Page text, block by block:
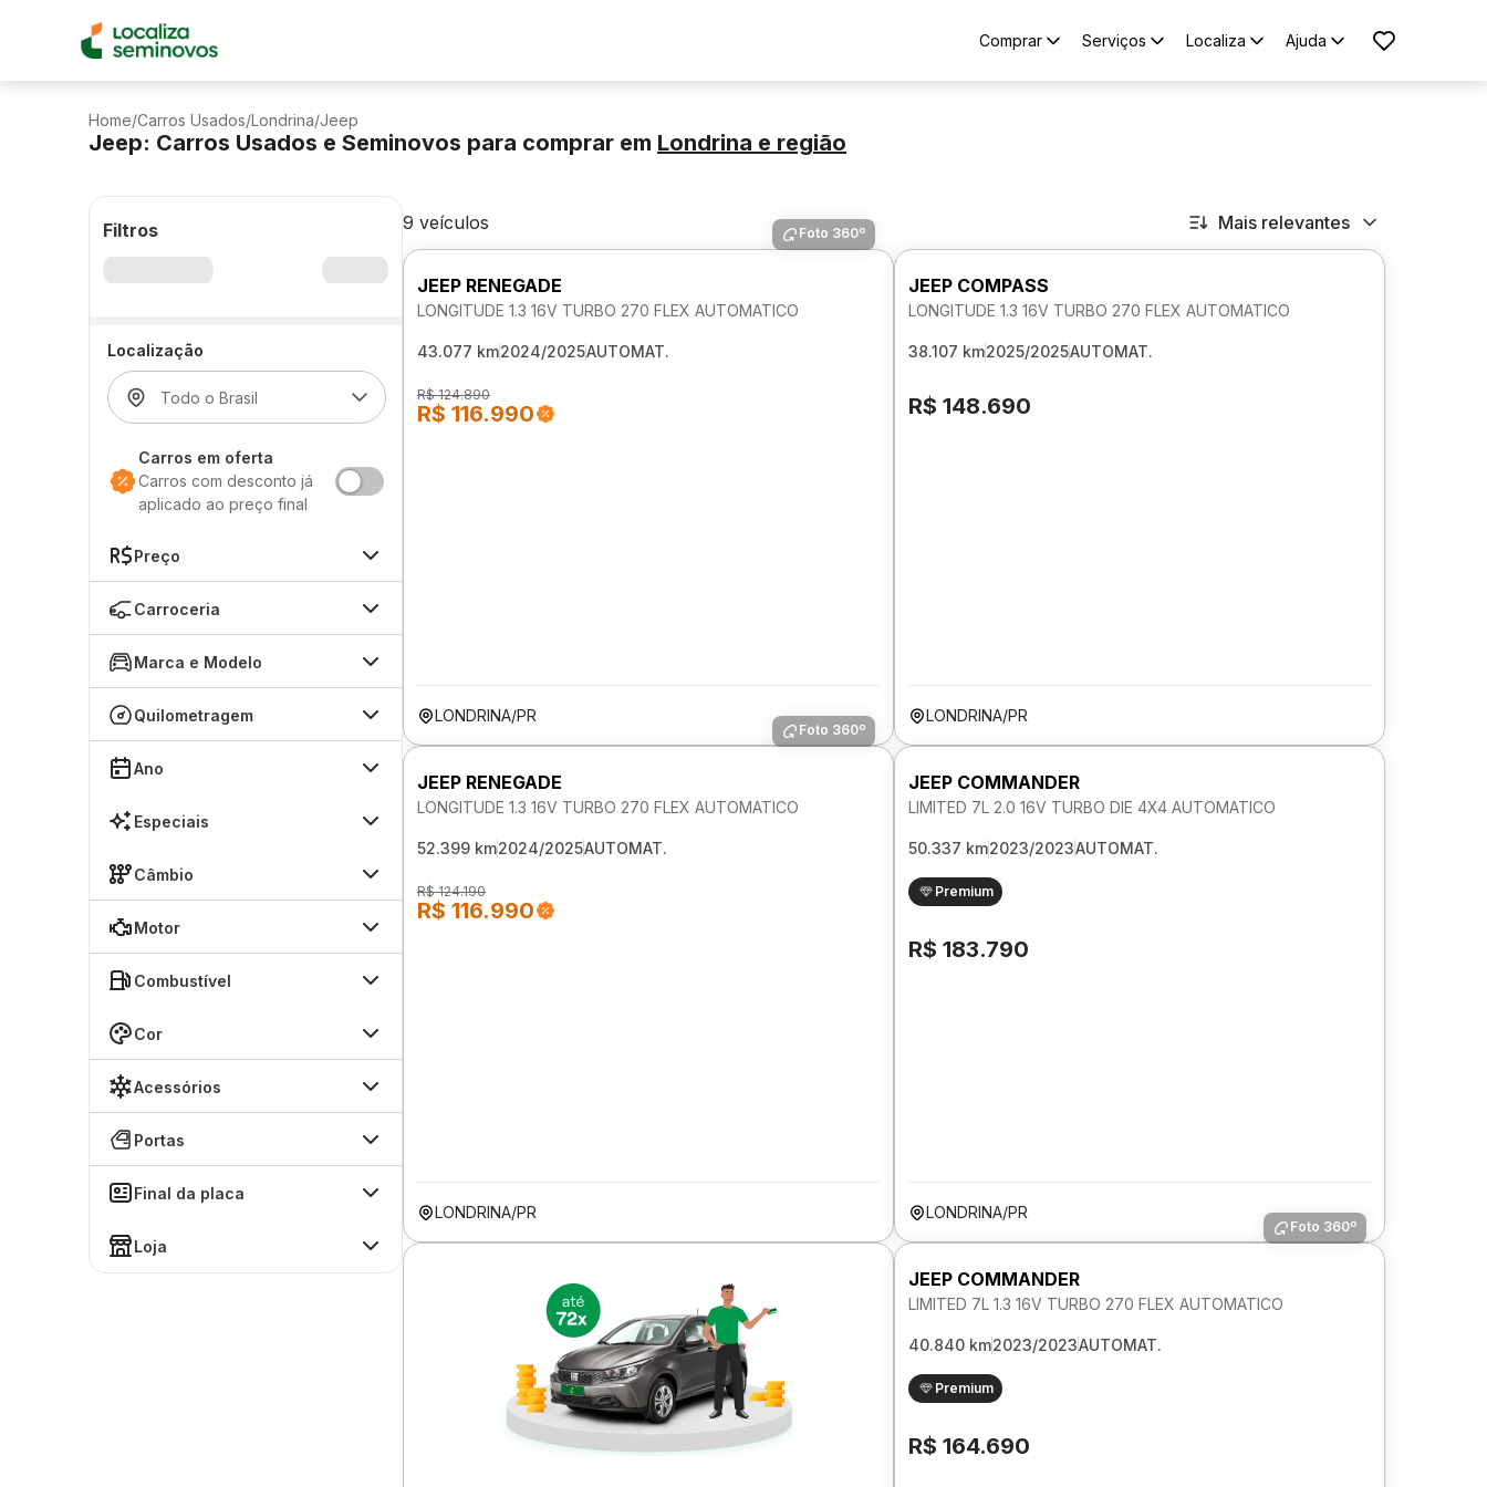
Comprar Serviços Localiza Ajuda
Home/Carros Usados/Londrina/Jeep
Jeep: Carros Usados e Seminovos para comprar em Londrina e região
Filtros
Localização
Carros em oferta
Carros com desconto já
aplicado ao preço final
Preço
Carroceria
Marca e Modelo
Quilometragem
Ano
Especiais
Câmbio
Motor
Combustível
Cor
Acessórios
Portas
Final da placa
Loja
9 veículos Mais relevantes
Foto 360º
JEEP RENEGADE
LONGITUDE 1.3 16V TURBO 270 FLEX AUTOMATICO
43.077 km2024/2025AUTOMAT.
R$ 124.890
R$ 116.990
LONDRINA/PR
JEEP COMPASS
LONGITUDE 1.3 16V TURBO 270 FLEX AUTOMATICO
38.107 km2025/2025AUTOMAT.
R$ 148.690
LONDRINA/PR
Foto 360º
JEEP RENEGADE
LONGITUDE 1.3 16V TURBO 270 FLEX AUTOMATICO
52.399 km2024/2025AUTOMAT.
R$ 124.190
R$ 116.990
LONDRINA/PR
JEEP COMMANDER
LIMITED 7L 2.0 16V TURBO DIE 4X4 AUTOMATICO
50.337 km2023/2023AUTOMAT.
Premium
R$ 183.790
LONDRINA/PR
Foto 360º
JEEP COMMANDER
LIMITED 7L 1.3 16V TURBO 270 FLEX AUTOMATICO
40.840 km2023/2023AUTOMAT.
Premium
R$ 164.690